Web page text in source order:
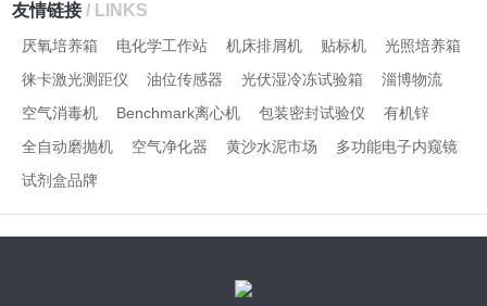
友情链接/ LINKS
厌氧培养箱 电化学工作站 机床排屑机 贴标机
光照培养箱
徕卡激光测距仪
油位传感器 光伏湿冷冻试验箱
淄博物流
空气消毒机
Benchmark离心机 包装密封试验仪
有机锌
全自动磨抛机
空气净化器 黄沙水泥市场
多功能电子内窥镜
试剂盒品牌